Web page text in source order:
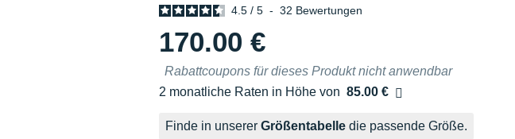
4.5 / 5 - 32 Bewertungen
170.00 €
Rabattcoupons für dieses Produkt nicht anwendbar
2 monatliche Raten in Höhe von 85.00 €
Ohne Zusatzkosten
Finde in unserer Größentabelle die passende Größe.